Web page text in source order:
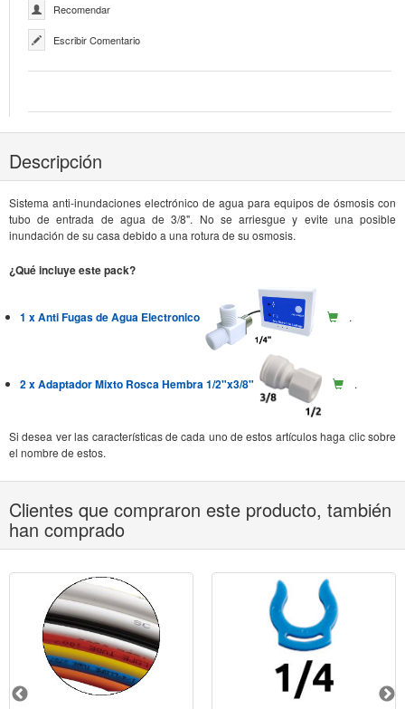
Recomendar
Escribir Comentario
Descripción
Sistema anti-inundaciones electrónico de agua para equipos de ósmosis con
tubo de entrada de agua de 3/8". No se arriesgue y evite una posible
inundación de su casa debido a una rotura de su osmosis.
¿Qué incluye este pack?
1 x Anti Fugas de Agua Electronico .
2 x Adaptador Mixto Rosca Hembra 1/2"x3/8" .
Si desea ver las características de cada uno de estos artículos haga clic sobre
el nombre de estos.
Clientes que compraron este producto, también
han comprado